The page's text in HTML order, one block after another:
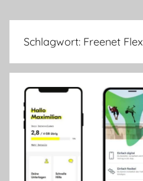
Schlagwort: Freenet Flex